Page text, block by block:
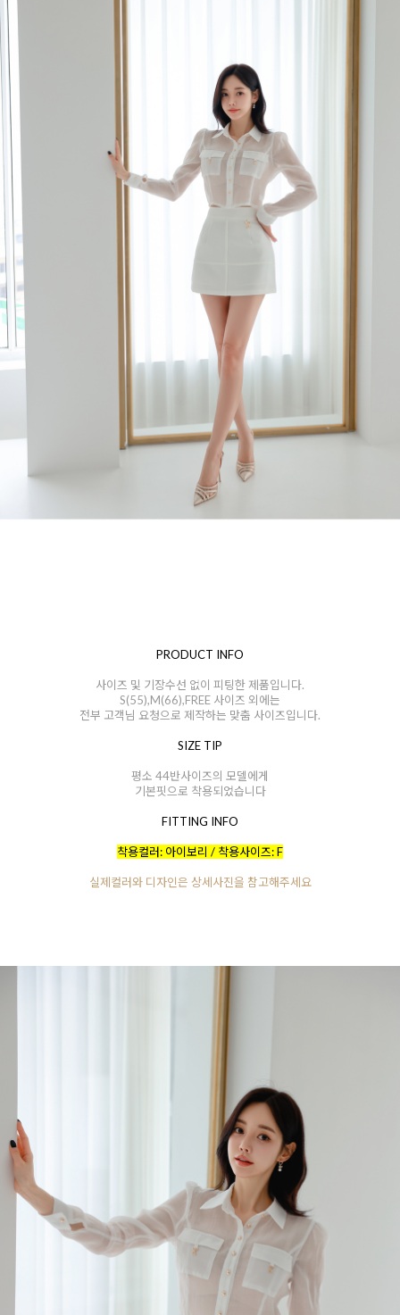
PRODUCT INFO
사이즈 및 기장수선 없이 피팅한 제품입니다.
S(55),M(66),FREE 사이즈 외에는
전부 고객님 요청으로 제작하는 맞춤 사이즈입니다.
SIZE TIP
평소 44반사이즈의 모델에게
기본핏으로 착용되었습니다
FITTING INFO
착용컬러: 아이보리 / 착용사이즈: F
실제컬러와 디자인은 상세사진을 참고해주세요